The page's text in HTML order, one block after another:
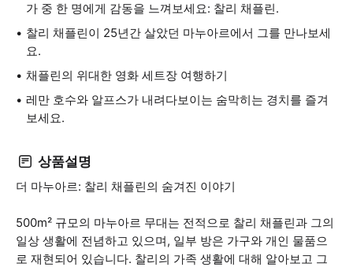
가 중 한 명에게 감동을 느껴보세요: 찰리 채플린.
찰리 채플린이 25년간 살았던 마누아르에서 그를 만나보세
요.
채플린의 위대한 영화 세트장 여행하기
레만 호수와 알프스가 내려다보이는 숨막히는 경치를 즐겨
보세요.
상품설명
더 마누아르: 찰리 채플린의 숨겨진 이야기
500m² 규모의 마누아르 무대는 전적으로 찰리 채플린과 그의
일상 생활에 전념하고 있으며, 일부 방은 가구와 개인 물품으
로 재현되어 있습니다. 찰리의 가족 생활에 대해 알아보고 그